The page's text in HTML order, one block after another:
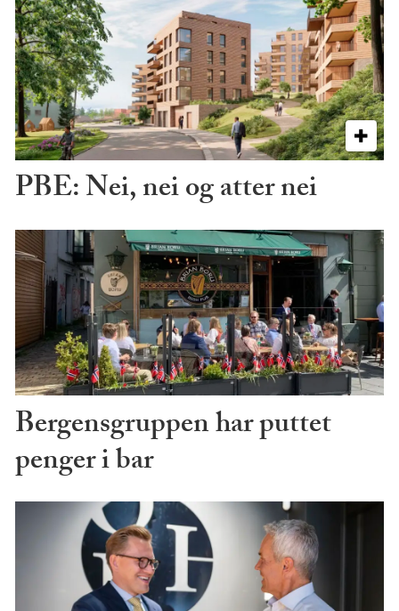
PBE: Nei, nei og atter nei
Bergensgruppen har puttet
penger i bar